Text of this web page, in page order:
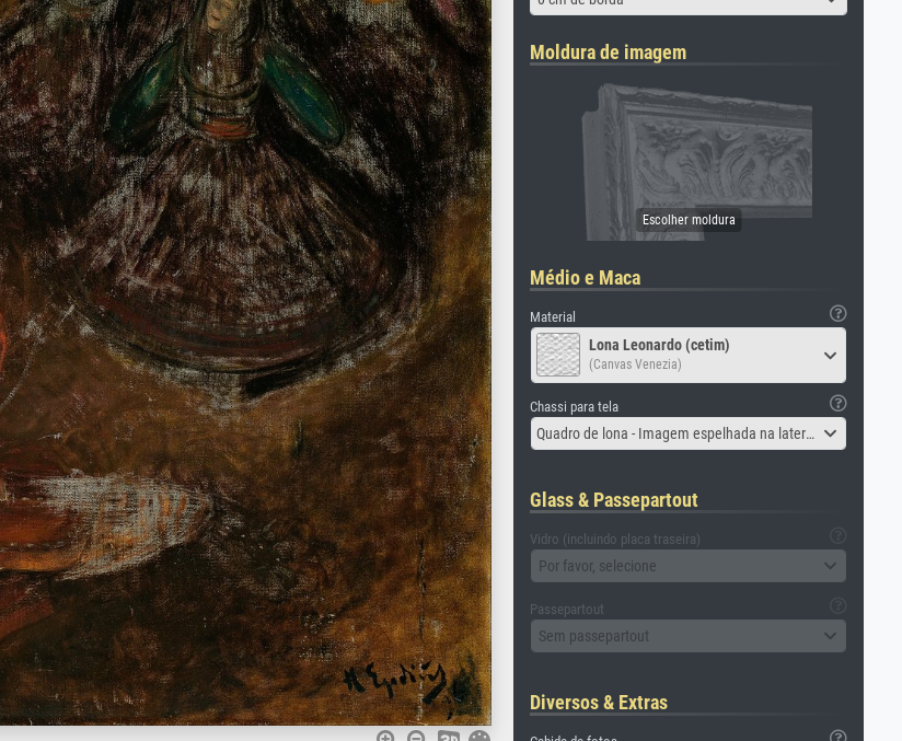
Moldura de imagem
Médio e Maca
Material
Lona Leonardo (cetim)
(Canvas Venezia)
Chassi para tela
Quadro de lona - Imagem espelhada na lateral
Glass & Passepartout
Vidro (incluindo placa traseira)
Por favor, selecione
Passepartout
Sem passepartout
Diversos & Extras